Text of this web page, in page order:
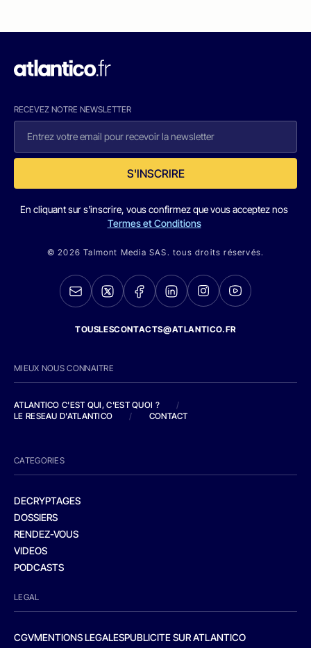
RECEVEZ NOTRE NEWSLETTER
S'INSCRIRE
En cliquant sur s'inscrire, vous confirmez que vous acceptez nos
Termes et Conditions
© 2026 Talmont Media SAS. tous droits réservés.
TOUSLESCONTACTS@ATLANTICO.FR
MIEUX NOUS CONNAITRE
ATLANTICO C'EST QUI, C'EST QUOI ?
/
LE RESEAU D'ATLANTICO
/ CONTACT
CATEGORIES
DECRYPTAGES
DOSSIERS
RENDEZ-VOUS
VIDEOS
PODCASTS
LEGAL
CGVMENTIONS LEGALESPUBLICITE SUR ATLANTICO